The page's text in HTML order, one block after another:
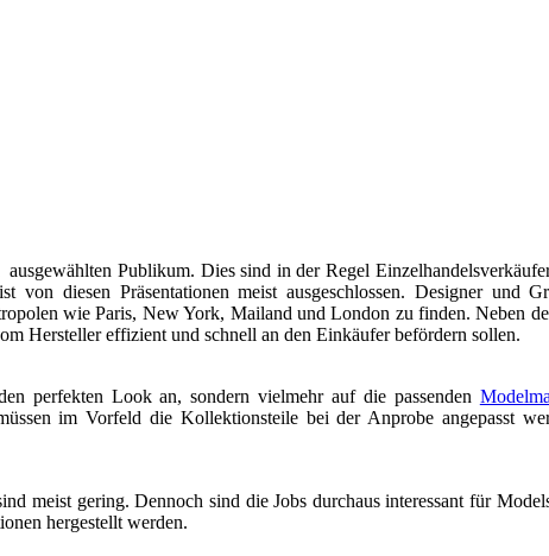
Publikum. Dies sind in der Regel
von diesen Präsentationen meist ausgeschlossen. Designer und
wie Paris, New York, Mailand und London zu finden. Neben
Hersteller effizient und schnell an den Einkäufer befördern sollen.
perfekten Look an, sondern vielmehr auf die passenden
im Vorfeld die Kollektionsteile bei der Anprobe angepasst
meist gering. Dennoch sind die Jobs durchaus interessant für
hergestellt werden.